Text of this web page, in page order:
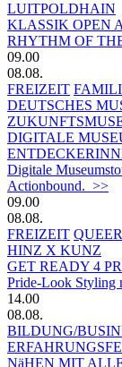
LUITPOLDHAIN
KLASSIK OPEN
RHYTHM OF
09.00
08.08.
FREIZEIT
DEUTSCHES
DIGITALE
Digitale
Actionbound. >>
09.00
08.08.
FREIZEIT QUEER
HINZ X KUNZ
GET READY 4
Pride-Look Styling
14.00
08.08.
BILDUNG/
NäHEN MIT